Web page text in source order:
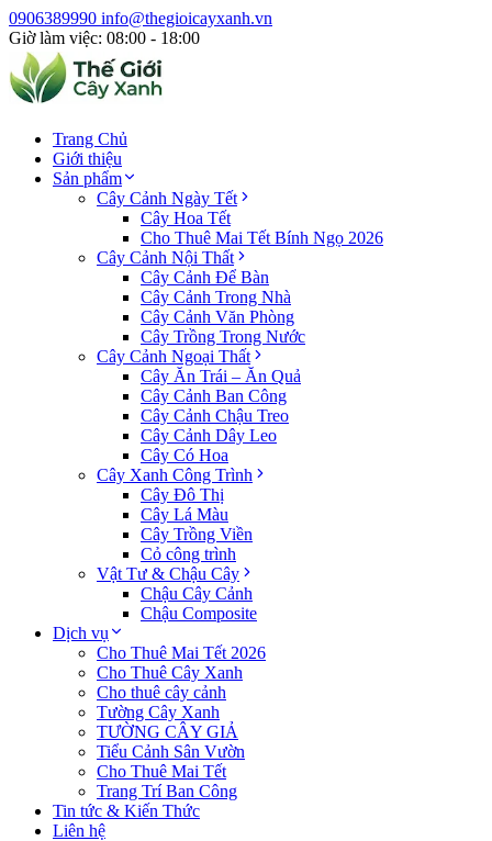
0906389990 info@thegioicayxanh.vn
Giờ làm việc: 08:00 - 18:00
Trang Chủ
Giới thiệu
Sản phẩm
Cây Cảnh Ngày Tết
Cây Hoa Tết
Cho Thuê Mai Tết Bính Ngọ 2026
Cây Cảnh Nội Thất
Cây Cảnh Để Bàn
Cây Cảnh Trong Nhà
Cây Cảnh Văn Phòng
Cây Trồng Trong Nước
Cây Cảnh Ngoại Thất
Cây Ăn Trái – Ăn Quả
Cây Cảnh Ban Công
Cây Cảnh Chậu Treo
Cây Cảnh Dây Leo
Cây Có Hoa
Cây Xanh Công Trình
Cây Đô Thị
Cây Lá Màu
Cây Trồng Viền
Cỏ công trình
Vật Tư & Chậu Cây
Chậu Cây Cảnh
Chậu Composite
Dịch vụ
Cho Thuê Mai Tết 2026
Cho Thuê Cây Xanh
Cho thuê cây cảnh
Tường Cây Xanh
TƯỜNG CÂY GIẢ
Tiểu Cảnh Sân Vườn
Cho Thuê Mai Tết
Trang Trí Ban Công
Tin tức & Kiến Thức
Liên hệ